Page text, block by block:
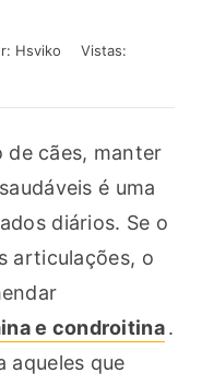
Hsviko
Vistas:
de cães, manter
é uma
diários. Se o
articulações, o
e condroitina.
aqueles que